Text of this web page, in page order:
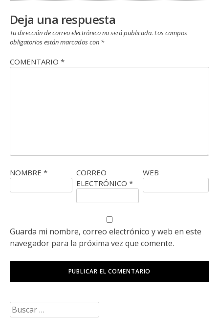
Deja una respuesta
Tu dirección de correo electrónico no será publicada. Los campos
obligatorios están marcados con *
COMENTARIO *
NOMBRE *
CORREO
ELECTRÓNICO *
WEB
Guarda mi nombre, correo electrónico y web en este
navegador para la próxima vez que comente.
Buscar: